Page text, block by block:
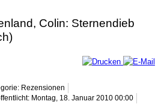
Colin: Sternendieb
Rezensionen
Montag, 18. Januar 2010 00:00